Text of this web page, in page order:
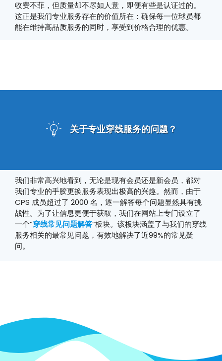
收费不菲，但质量却不尽如人意，即便有些是认证过的。
这正是我们专业服务存在的价值所在：确保每一位球员都
能在维持高品质服务的同时，享受到价格合理的优惠。
关于专业穿线服务的问题？
我们非常高兴地看到，无论是现有会员还是新会员，都对
我们专业的手胶更换服务表现出极高的兴趣。然而，由于
CPS 成员超过了 2000 名，逐一解答每个问题显然具有挑
战性。为了让信息更便于获取，我们在网站上专门设立了
一个“穿线常见问题解答”板块。该板块涵盖了与我们的穿线
服务相关的最常见问题，有效地解决了近99%的常见疑
问。